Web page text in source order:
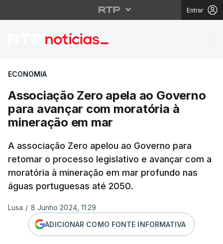
Entrar
Associação Zero
ECONOMIA
Associação Zero apela ao Governo
para avançar com moratória à
mineração em mar
A associação Zero apelou ao Governo para
retomar o processo legislativo e avançar com a
moratória à mineração em mar profundo nas
águas portuguesas até 2050.
Lusa / 8 Junho 2024, 11:29
ADICIONAR COMO FONTE INFORMATIVA